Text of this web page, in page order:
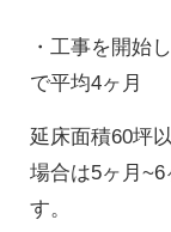
・工事を開始
で平均4ヶ月
延床面積60坪
場合は5ヶ月
す。